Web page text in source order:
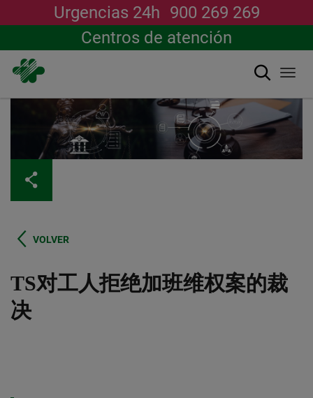
要
Urgencias 24h 900 269 269
Centros de atención
搜索
VOLVER
TS对工人拒绝加班维权案的裁
决